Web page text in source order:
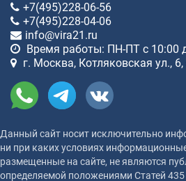
+7(495)228-06-56
+7(495)228-04-06
info@vira21.ru
Время работы: ПН-ПТ с 10:00
г. Москва, Котляковская ул., 6,
Данный сайт носит исключительно
ни при каких условиях
размещенные на сайте, не являются
определяемой положениями Статей